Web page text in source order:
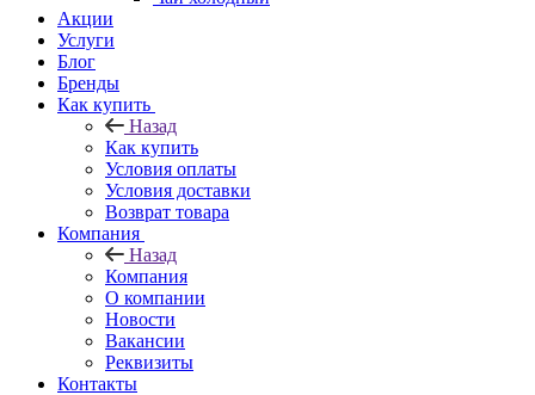
Акции
Услуги
Блог
Бренды
Как купить
Назад
Как купить
Условия оплаты
Условия доставки
Возврат товара
Компания
Назад
Компания
О компании
Новости
Вакансии
Реквизиты
Контакты